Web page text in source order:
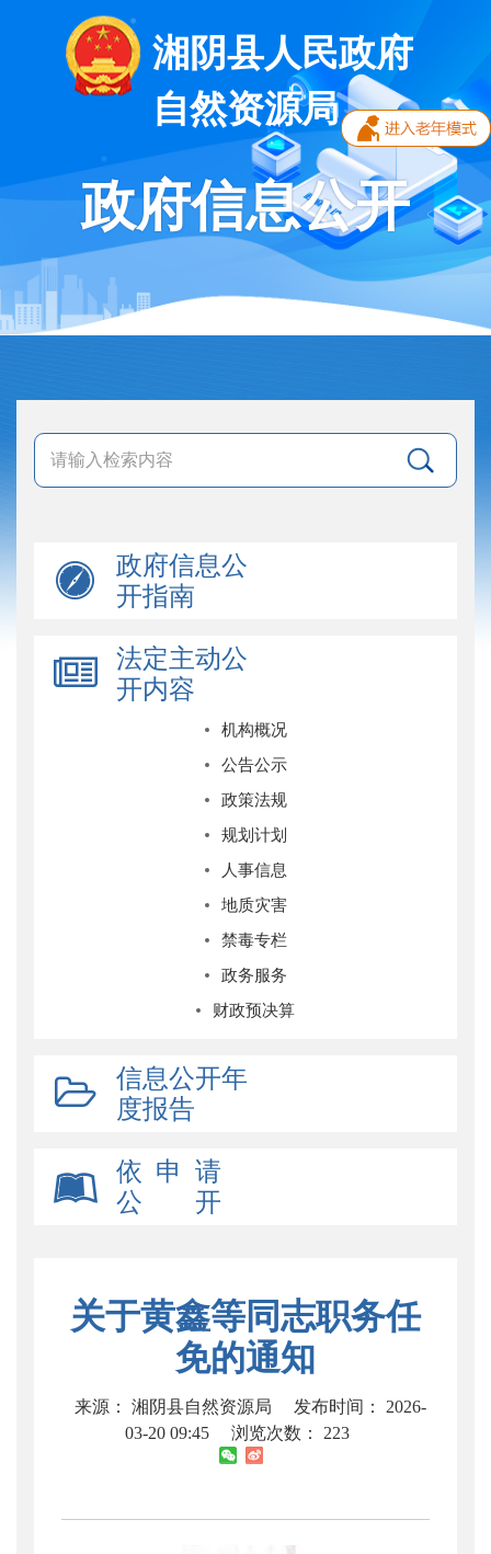
湘阴县人民政府
自然资源局
政府信息公开
政府信息公
开指南
法定主动公
开内容
机构概况
公告公示
政策法规
规划计划
人事信息
地质灾害
禁毒专栏
政务服务
财政预决算
信息公开年
度报告
依 申 请
公 开
关于黄鑫等同志职务任
免的通知
来源： 湘阴县自然资源局
发布时间： 2026-
03-20 09:45
浏览次数： 223